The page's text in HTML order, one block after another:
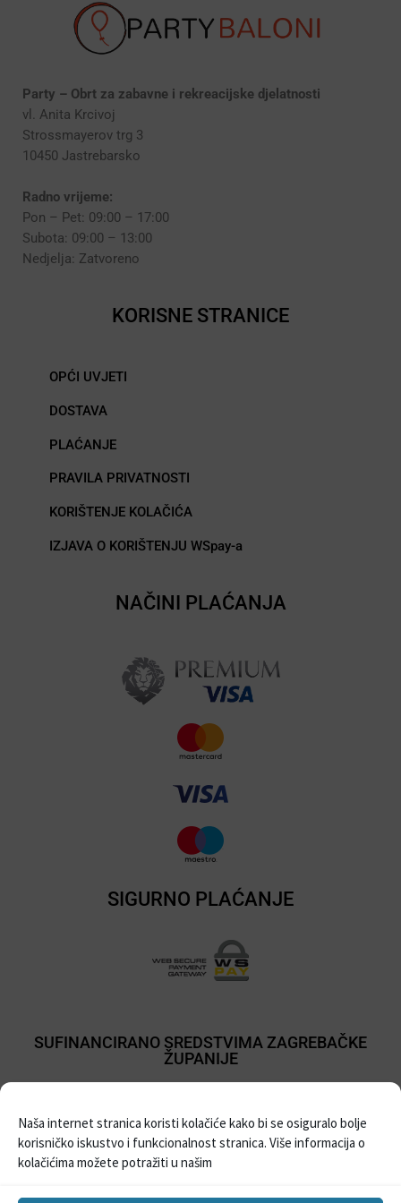
Naša internet stranica koristi kolačiće kako bi se osiguralo bolje
korisničko iskustvo i funkcionalnost stranica. Više informacija o
kolačićima možete potražiti u našim
Party – Obrt za zabavne i rekreacijske djelatnosti
vl. Anita Krcivoj
Strossmayerov trg 3
10450 Jastrebarsko
Radno vrijeme:
Pon – Pet: 09:00 – 17:00
Subota: 09:00 – 13:00
Nedjelja: Zatvoreno
KORISNE STRANICE
OPĆI UVJETI
DOSTAVA
PLAĆANJE
PRAVILA PRIVATNOSTI
KORIŠTENJE KOLAČIĆA
IZJAVA O KORIŠTENJU WSpay-a
NAČINI PLAĆANJA
SIGURNO PLAĆANJE
SUFINANCIRANO SREDSTVIMA ZAGREBAČKE
ŽUPANIJE